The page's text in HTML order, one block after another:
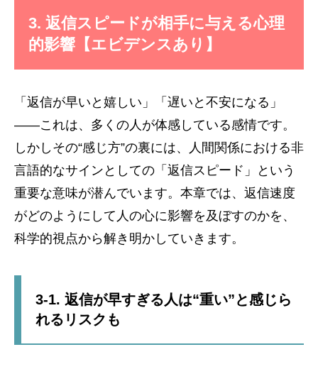
3. 返信スピードが相手に与える心理
的影響【エビデンスあり】
「返信が早いと嬉しい」「遅いと不安になる」
——これは、多くの人が体感している感情です。
しかしその“感じ方”の裏には、人間関係における非
言語的なサインとしての「返信スピード」という
重要な意味が潜んでいます。本章では、返信速度
がどのようにして人の心に影響を及ぼすのかを、
科学的視点から解き明かしていきます。
3-1. 返信が早すぎる人は“重い”と感じら
れるリスクも